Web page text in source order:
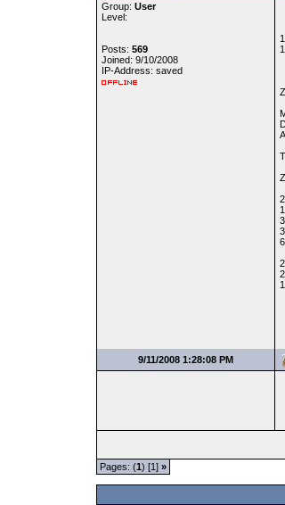
Group: User
Level:
Posts: 569
Joined: 9/10/2008
IP-Address: saved
9/11/2008 1:28:08 PM
Pages: (1) [1] »